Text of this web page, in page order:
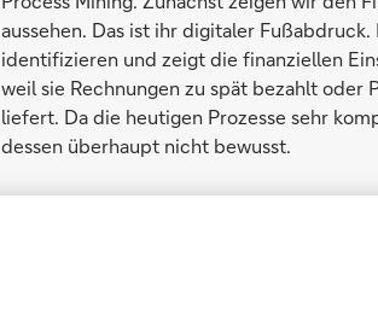
aussehen. Das ist ihr digitaler
identifizieren und zeigt die finanziellen
weil sie Rechnungen zu spät bezahlt
liefert. Da die heutigen Prozesse sehr
dessen überhaupt nicht bewusst.